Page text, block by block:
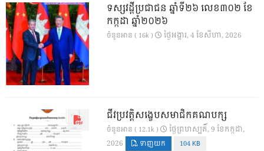
ទស្សវដ្តីប្រជាជន ឆ្នាំទី២៦ លេខ៣០២ ខែ
កក្កដា ឆ្នាំ២០២៦
ចំនួនអាន ( 16k ) ថ្ងៃ​អង្គារ, 4 ខែ​សីហា, 2026
ជីវប្រវត្តិសង្ខេបសមាជិកគណបក្ស
ចំនួនអាន ( 12.1k )
ថ្ងៃ​ព្រហស្បតិ៍, 9 ខែ​កក្កដា,
2026
ទាញយក 104 KB